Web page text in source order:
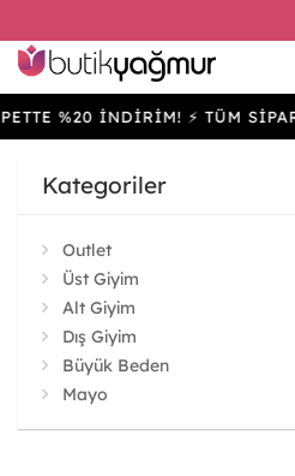
İNDİRİM! ⚡ TÜM
Kategoriler
Outlet
Üst Giyim
Alt Giyim
Dış Giyim
Büyük Beden
Mayo